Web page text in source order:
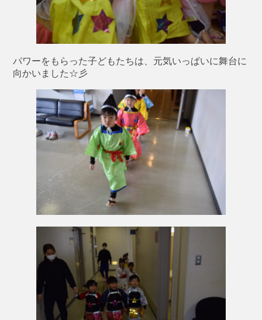
パワーをもらった子どもたちは、元気いっぱいに舞台に
向かいました☆彡